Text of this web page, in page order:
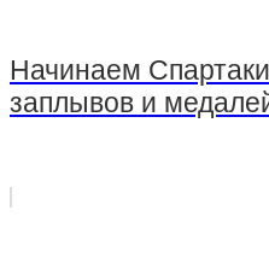
Начинаем
заплывов и